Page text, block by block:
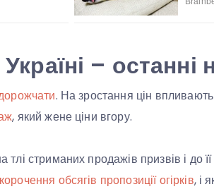
– останні
. На зростання цін
, який жене ціни вгору.
тлі стриманих продажів призвів і до
обсягів пропозиції огірків, і